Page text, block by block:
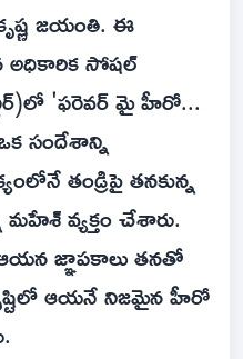
జయంతి. ఈ
అధికారిక సోషల్
'ఫరెవర్ మై హీరో...
సందేశాన్ని
తండ్రిపై తనకున్న
వ్యక్తం చేశారు.
జ్ఞాపకాలు తనతో
ఆయనే నిజమైన హీరో